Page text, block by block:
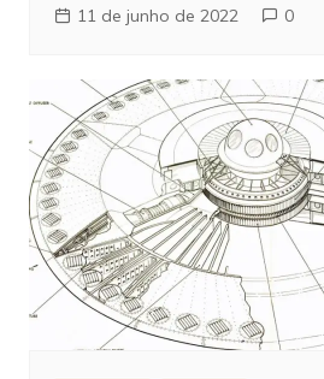
11 de junho de 2022 0